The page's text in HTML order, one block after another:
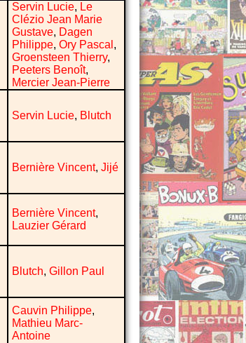
Servin Lucie, Le
Clézio Jean Marie
Gustave, Dagen
Philippe, Ory Pascal ,
Groensteen Thierry,
Peeters Benoît,
Mercier Jean-Pierre
Servin Lucie, Blutch
Bernière Vincent, Jijé
Bernière Vincent,
Lauzier Gérard
Blutch, Gillon Paul
Cauvin Philippe,
Mathieu Marc-
Antoine